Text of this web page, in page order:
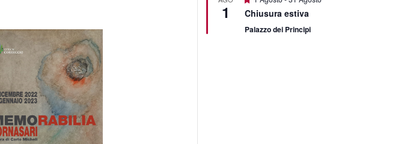
1 Chiusura estiva
Palazzo dei Principi